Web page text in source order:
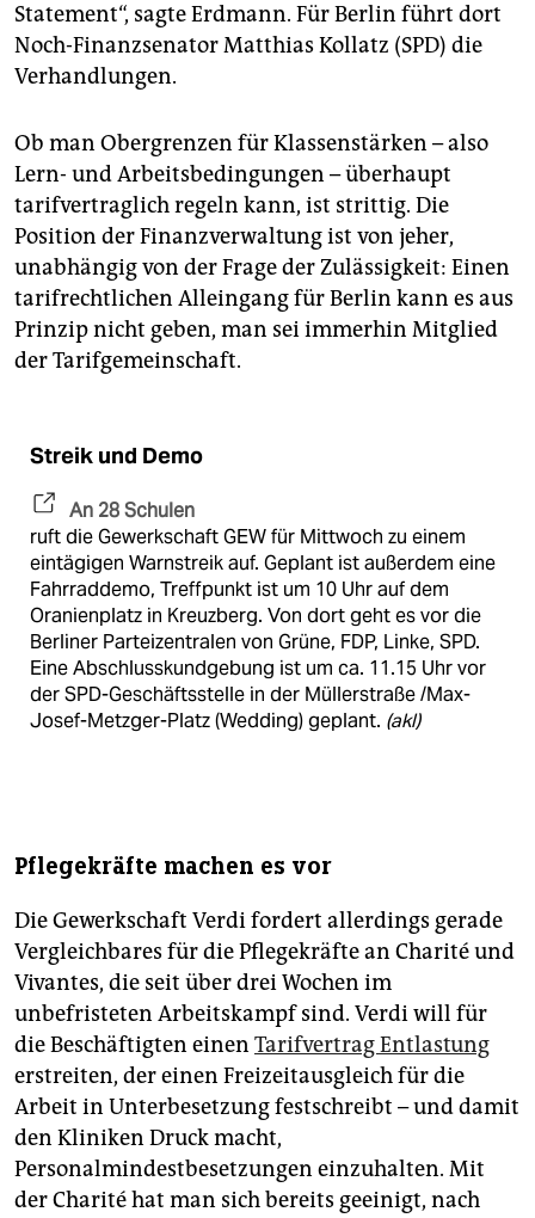
Statement“, sagte Erdmann. Für Berlin führt dort
Noch-Finanzsenator Matthias Kollatz (SPD) die
Verhandlungen.
Ob man Obergrenzen für Klassenstärken – also
Lern- und Arbeitsbedingungen – überhaupt
tarifvertraglich regeln kann, ist strittig. Die
Position der Finanzverwaltung ist von jeher,
unabhängig von der Frage der Zulässigkeit: Einen
tarifrechtlichen Alleingang für Berlin kann es aus
Prinzip nicht geben, man sei immerhin Mitglied
der Tarifgemeinschaft.
Streik und Demo
An 28 Schulen
ruft die Gewerkschaft GEW für Mittwoch zu einem
eintägigen Warnstreik auf. Geplant ist außerdem eine
Fahrraddemo, Treffpunkt ist um 10 Uhr auf dem
Oranienplatz in Kreuzberg. Von dort geht es vor die
Berliner Parteizentralen von Grüne, FDP, Linke, SPD.
Eine Abschlusskundgebung ist um ca. 11.15 Uhr vor
der SPD-Geschäftsstelle in der Müllerstraße /Max-
Josef-Metzger-Platz (Wedding) geplant. (akl)
Pflegekräfte machen es vor
Die Gewerkschaft Verdi fordert allerdings gerade
Vergleichbares für die Pflegekräfte an Charité und
Vivantes, die seit über drei Wochen im
unbefristeten Arbeitskampf sind. Verdi will für
die Beschäftigten einen Tarifvertrag Entlastung
erstreiten, der einen Freizeitausgleich für die
Arbeit in Unterbesetzung festschreibt – und damit
den Kliniken Druck macht,
Personalmindestbesetzungen einzuhalten. Mit
der Charité hat man sich bereits geeinigt, nach